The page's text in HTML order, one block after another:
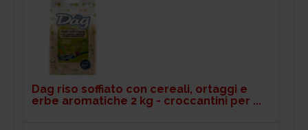
Dag riso soffiato con cereali, ortaggi e
erbe aromatiche 2 kg - croccantini per ...